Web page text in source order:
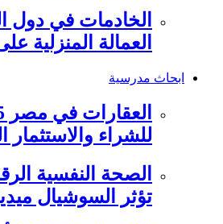
الخادمات في دول
العمالة المنزلية
ابحاث مدرسية
للشراء والاستثمار
تؤثر السوشيال